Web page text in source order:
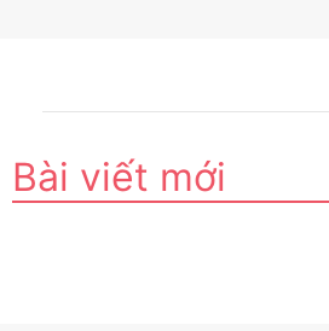
Bài viết mới